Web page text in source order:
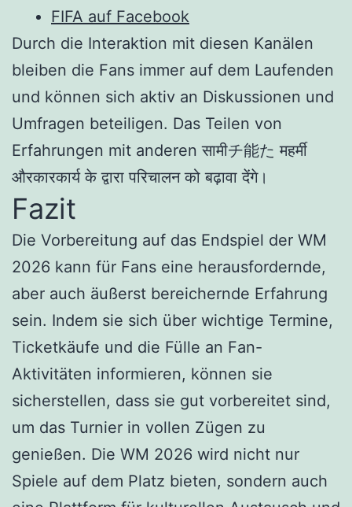
FIFA auf Facebook
Durch die Interaktion mit diesen Kanälen
bleiben die Fans immer auf dem Laufenden
und können sich aktiv an Diskussionen und
Umfragen beteiligen. Das Teilen von
Erfahrungen mit anderen सामीチ能た महर्मी
औरकारकार्य के द्वारा परिचालन को बढ़ावा देंगे।
Fazit
Die Vorbereitung auf das Endspiel der WM
2026 kann für Fans eine herausfordernde,
aber auch äußerst bereichernde Erfahrung
sein. Indem sie sich über wichtige Termine,
Ticketkäufe und die Fülle an Fan-
Aktivitäten informieren, können sie
sicherstellen, dass sie gut vorbereitet sind,
um das Turnier in vollen Zügen zu
genießen. Die WM 2026 wird nicht nur
Spiele auf dem Platz bieten, sondern auch